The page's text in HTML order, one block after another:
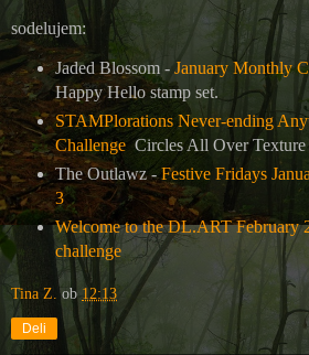
sodelujem:
Jaded Blossom - January Monthly
Happy Hello stamp set.
STAMPlorations Never-ending
ChallengeCircles All Over Texture
The Outlawz -Festive Fridays
3
Welcome to the DL.ART February
challenge
Tina Z. ob 12:13
Deli